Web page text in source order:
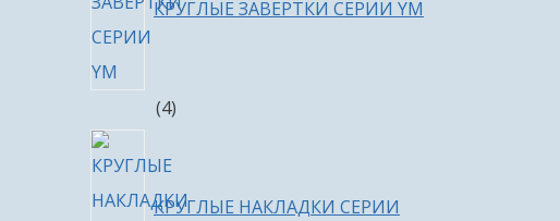
КРУГЛЫЕ ЗАВЕРТКИ СЕРИИ YM
44
КРУГЛЫЕ НАКЛАДКИ СЕРИИ